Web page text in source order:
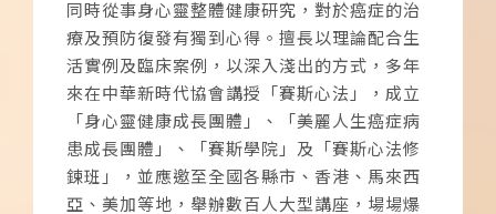
同時從事身心靈整體健康研究，對於癌症的治
療及預防復發有獨到心得。擅長以理論配合生
活實例及臨床案例，以深入淺出的方式，多年
來在中華新時代協會講授「賽斯心法」，成立
「身心靈健康成長團體」、「美麗人生癌症病
患成長團體」、「賽斯學院」及「賽斯心法修
鍊班」，並應邀至全國各縣市、香港、馬來西
亞、美加等地，舉辦數百人大型講座，場場爆